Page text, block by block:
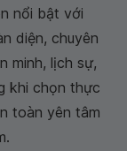
nổi bật với
diện, chuyên
minh, lịch sự,
khi chọn thực
toàn yên tâm